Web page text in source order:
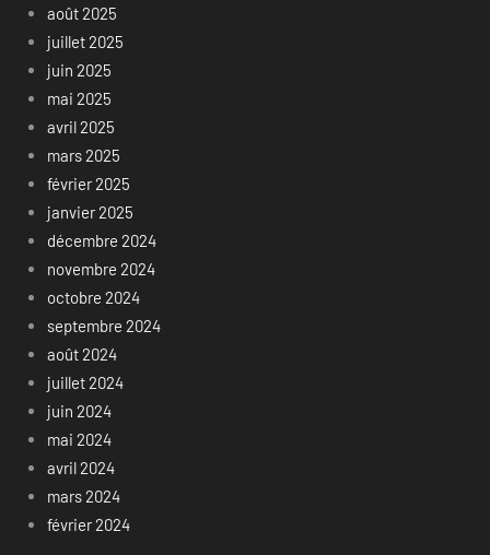
août 2025
juillet 2025
juin 2025
mai 2025
avril 2025
mars 2025
février 2025
janvier 2025
décembre 2024
novembre 2024
octobre 2024
septembre 2024
août 2024
juillet 2024
juin 2024
mai 2024
avril 2024
mars 2024
février 2024